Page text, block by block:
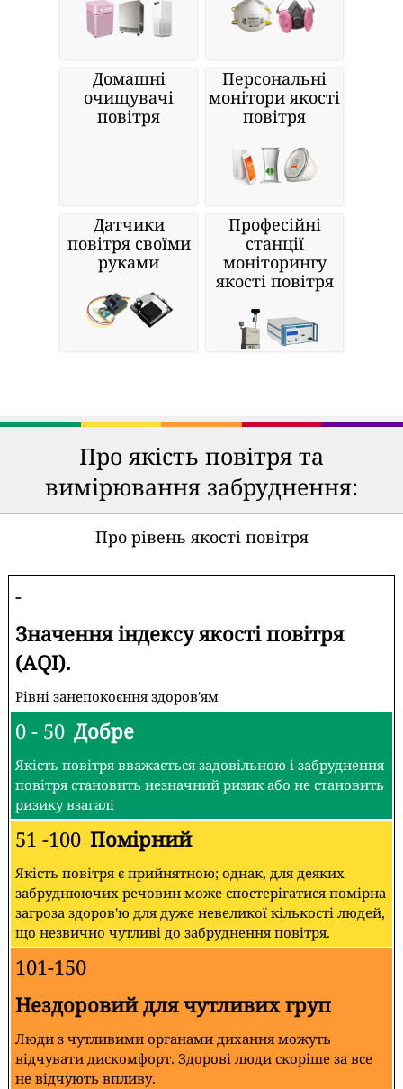
Домашні
очищувачі
повітря
Персональні
монітори якості
повітря
Датчики
повітря своїми
руками
Професійні
станції
моніторингу
якості повітря
Про якість повітря та
вимірювання забруднення:
Про рівень якості повітря
-
Значення індексу якості повітря
(AQI).
Рівні занепокоєння здоров'ям
0 - 50 Добре
Якість повітря вважається задовільною і забруднення
повітря становить незначний ризик або не становить
ризику взагалі
51 -100 Помірний
Якість повітря є прийнятною; однак, для деяких
забруднюючих речовин може спостерігатися помірна
загроза здоров'ю для дуже невеликої кількості людей,
що незвично чутливі до забруднення повітря.
101-150
Нездоровий для чутливих груп
Люди з чутливими органами дихання можуть
відчувати дискомфорт. Здорові люди скоріше за все
не відчують впливу.